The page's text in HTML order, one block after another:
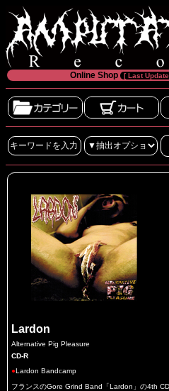
Online Shop [ Last
Lardon
Alternative Pig Pleasure
CD-R
●Lardon Bandcamp
フランスのGore Grind Band「Lardon」の4th